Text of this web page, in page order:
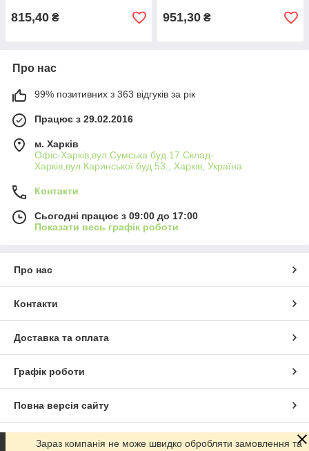
815,40 ₴ 951,30 ₴
Про нас
99% позитивних з 363 відгуків за рік
Працює з 29.02.2016
м. Харків
Офіс-Харків,вул.Сумська буд.17.Склад-
Харків,вул.Каринської буд.53., Харків, Україна
Контакти
Сьогодні працює з 09:00 до 17:00
Показати весь графік роботи
Про нас
Контакти
Доставка та оплата
Графік роботи
Повна версія сайту
Сайт створено на маркетплейсі Prom.ua
Зараз компанія не може швидко обробляти замовлення та